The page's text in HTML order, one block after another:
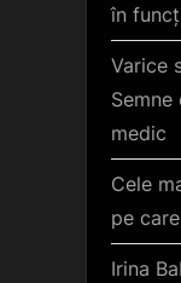
în
Varice
medic
Cele
pe
Irina